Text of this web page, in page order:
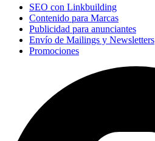
SEO con Linkbuilding
Contenido para Marcas
Publicidad para anunciantes
Envío de Mailings y Newsletters
Promociones